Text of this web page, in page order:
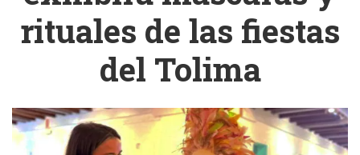
rituales de las fiestas
del Tolima